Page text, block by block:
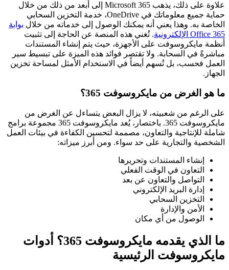
علاوة على ذلك، يذهب Microsoft 365 إلى أبعد من ذلك من خلال
حماية جميع معلوماتك في OneDrive، خدمة التخزين السحابي
الخاصة به. وهذا يعني أنه يمكنك الوصول إلى خدماته من خلال بوابة
Office 365 الإلكترونية
. تُغني هذه المنصة عن الحاجة إلى تثبيت
أنظمة مايكروسوفت على الأجهزة، حيث يتم إنشاء المستندات
مباشرةً في السحابة. ولا تقتصر فوائد هذه الميزة على تبسيط سير
العمل فحسب، بل تُسهم أيضاً في الاستخدام الأمثل لمساحة تخزين
الجهاز.
ما هو الغرض من مايكروسوفت 365؟
على الرغم من شعبيته، لا يزال البعض يتساءل عن الغرض من
مايكروسوفت 365. باختصار، يُعد مايكروسوفت 365 مجموعة برامج
شاملة للإنتاجية والتعاون، مصممة لتحسين الكفاءة في بيئات العمل
الشخصية والتجارية على حد سواء. ومن أبرز ميزاته:
إنشاء المستندات وتحريرها
التعاون في الوقت الفعلي
التواصل والتعاون عن بعد
إدارة البريد الإلكتروني
التخزين السحابي
الأمن والإدارة
الوصول من أي مكان
ما الذي يقدمه مايكروسوفت 365؟ أدوات
مايكروسوفت الرئيسية